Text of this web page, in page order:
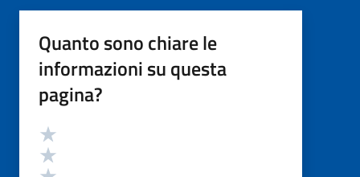
Quanto sono chiare le
informazioni su questa
pagina?
Valutazione